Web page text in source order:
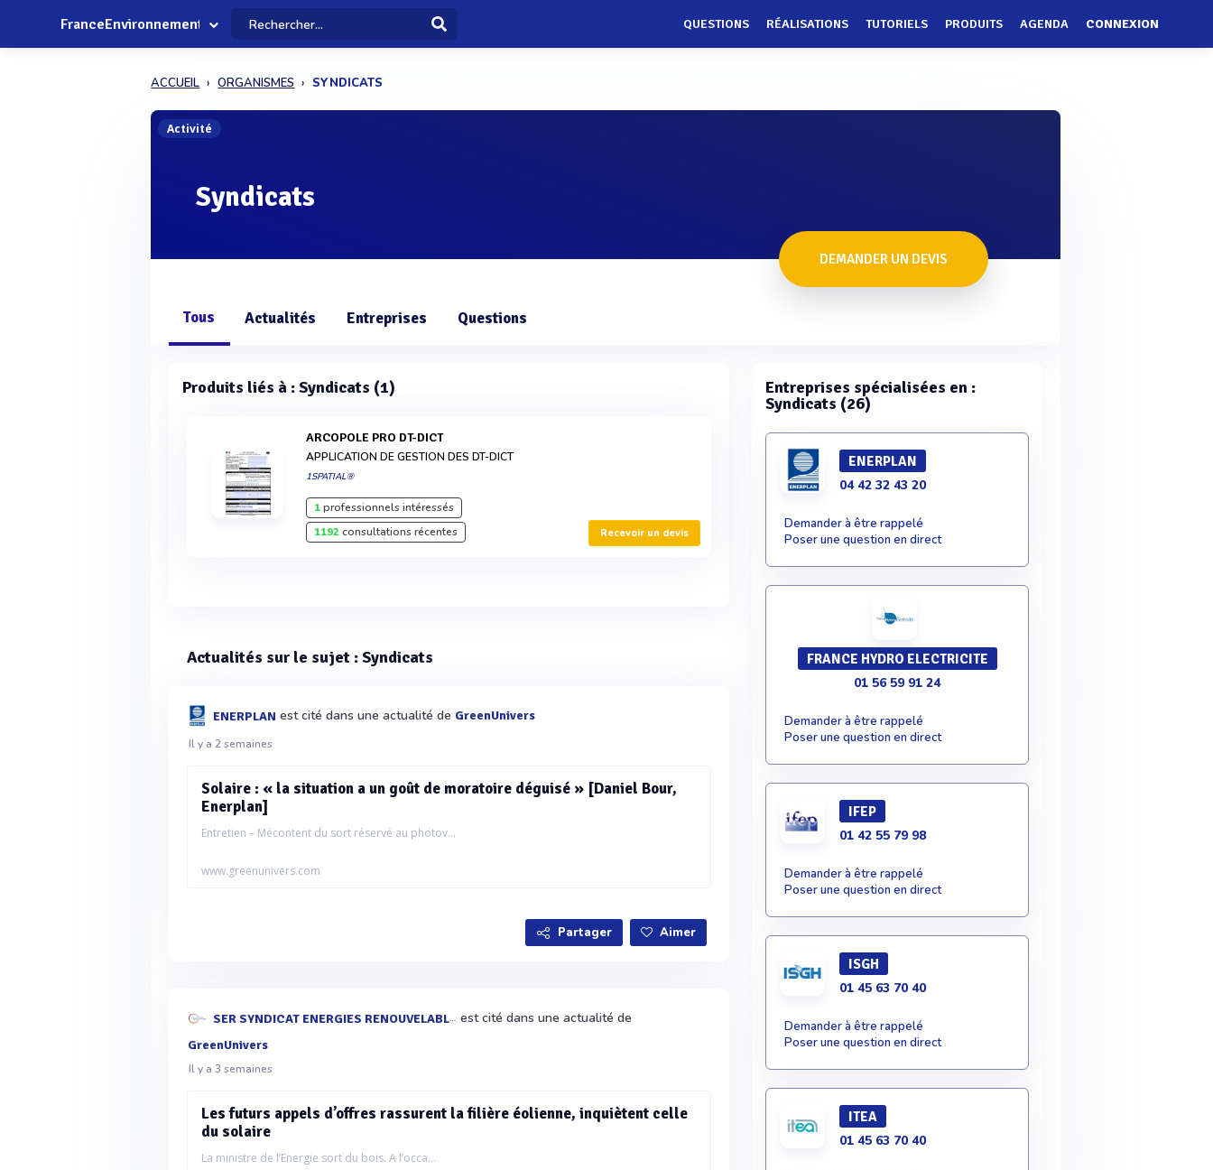
FranceEnvironnement QUESTIONS RÉALISATIONS TUTORIELS PRODUITS AGENDA CONNEXION
ACCUEIL ORGANISMES SYNDICATS
Activité
Syndicats
DEMANDER UN DEVIS
Tous Actualités Entreprises Questions
Produits liés à : Syndicats (1)
ARCOPOLE PRO DT-DICT
APPLICATION DE GESTION DES DT-DICT
1SPATIAL®
1professionnels intéressés
1192consultations récentes Recevoir un devis
Actualités sur le sujet : Syndicats
ENERPLAN est cité dans une actualité de GreenUnivers
Il y a 2 semaines
Solaire : « la situation a un goût de moratoire déguisé » [Daniel Bour,
Enerplan]
Entretien – Mécontent du sort réservé au photov...
www.greenunivers.com
Partager Aimer
SER SYNDICAT ENERGIES RENOUVELABLES est cité dans une actualité de
GreenUnivers
Il y a 3 semaines
Les futurs appels d’offres rassurent la filière éolienne, inquiètent celle
du solaire
La ministre de l’Energie sort du bois. A l’occa...
Entreprises spécialisées en :
Syndicats (26)
ENERPLAN
04 42 32 43 20
Demander à être rappelé
Poser une question en direct
FRANCE HYDRO ELECTRICITE
01 56 59 91 24
Demander à être rappelé
Poser une question en direct
IFEP
01 42 55 79 98
Demander à être rappelé
Poser une question en direct
ISGH
01 45 63 70 40
Demander à être rappelé
Poser une question en direct
ITEA
01 45 63 70 40